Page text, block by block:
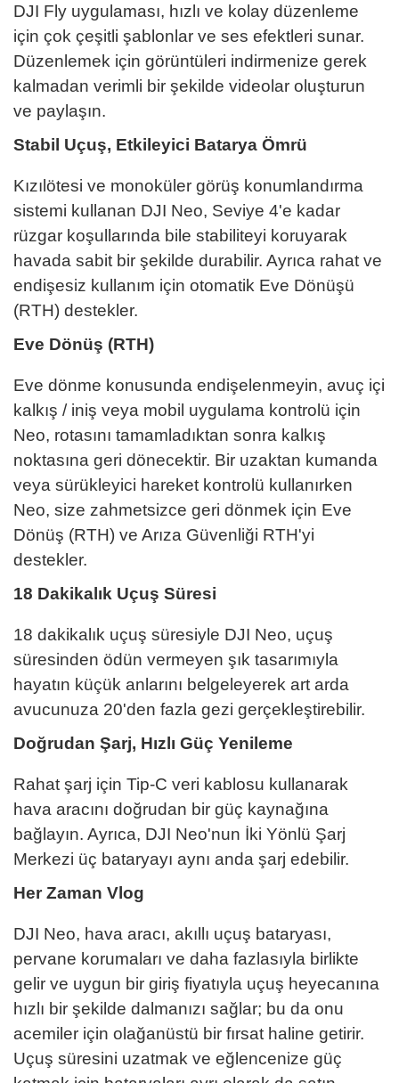
DJI Fly uygulaması, hızlı ve kolay düzenleme
için çok çeşitli şablonlar ve ses efektleri sunar.
Düzenlemek için görüntüleri indirmenize gerek
kalmadan verimli bir şekilde videolar oluşturun
ve paylaşın.
Stabil Uçuş, Etkileyici Batarya Ömrü
Kızılötesi ve monoküler görüş konumlandırma
sistemi kullanan DJI Neo, Seviye 4'e kadar
rüzgar koşullarında bile stabiliteyi koruyarak
havada sabit bir şekilde durabilir. Ayrıca rahat ve
endişesiz kullanım için otomatik Eve Dönüşü
(RTH) destekler.
Eve Dönüş (RTH)
Eve dönme konusunda endişelenmeyin, avuç içi
kalkış / iniş veya mobil uygulama kontrolü için
Neo, rotasını tamamladıktan sonra kalkış
noktasına geri dönecektir. Bir uzaktan kumanda
veya sürükleyici hareket kontrolü kullanırken
Neo, size zahmetsizce geri dönmek için Eve
Dönüş (RTH) ve Arıza Güvenliği RTH'yi
destekler.
18 Dakikalık Uçuş Süresi
18 dakikalık uçuş süresiyle DJI Neo, uçuş
süresinden ödün vermeyen şık tasarımıyla
hayatın küçük anlarını belgeleyerek art arda
avucunuza 20'den fazla gezi gerçekleştirebilir.
Doğrudan Şarj, Hızlı Güç Yenileme
Rahat şarj için Tip-C veri kablosu kullanarak
hava aracını doğrudan bir güç kaynağına
bağlayın. Ayrıca, DJI Neo'nun İki Yönlü Şarj
Merkezi üç bataryayı aynı anda şarj edebilir.
Her Zaman Vlog
DJI Neo, hava aracı, akıllı uçuş bataryası,
pervane korumaları ve daha fazlasıyla birlikte
gelir ve uygun bir giriş fiyatıyla uçuş heyecanına
hızlı bir şekilde dalmanızı sağlar; bu da onu
acemiler için olağanüstü bir fırsat haline getirir.
Uçuş süresini uzatmak ve eğlencenize güç